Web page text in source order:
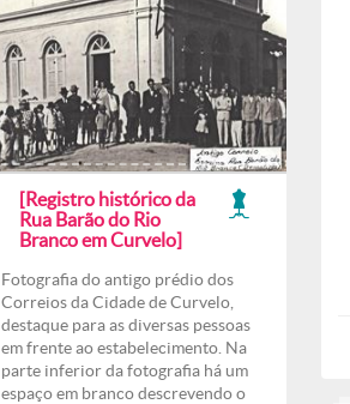
[Registro histórico da
Rua Barão do Rio
Branco em Curvelo]
Fotografia do antigo prédio dos
Correios da Cidade de Curvelo,
destaque para as diversas pessoas
em frente ao estabelecimento. Na
parte inferior da fotografia há um
espaço em branco descrevendo o